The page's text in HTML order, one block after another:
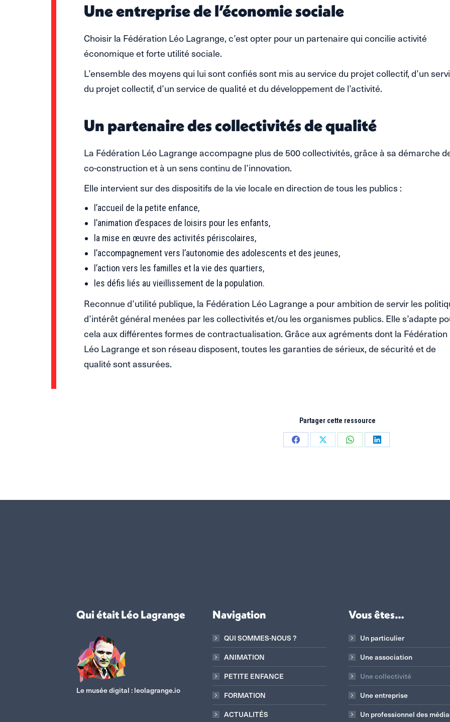
Une entreprise de l’économie sociale
Choisir la Fédération Léo Lagrange, c’est opter pour un partenaire qui concilie activité
économique et forte utilité sociale.
L’ensemble des moyens qui lui sont confiés sont mis au service du projet collectif, d’un
du projet collectif, d’un service de qualité et du développement de l’activité.
Un partenaire des collectivités de qualité
La Fédération Léo Lagrange accompagne plus de 500 collectivités, grâce à sa démarche
co-construction et à un sens continu de l’innovation.
Elle intervient sur des dispositifs de la vie locale en direction de tous les publics :
l’accueil de la petite enfance,
l’animation d’espaces de loisirs pour les enfants,
la mise en œuvre des activités périscolaires,
l’accompagnement vers l’autonomie des adolescents et des jeunes,
l’action vers les familles et la vie des quartiers,
les défis liés au vieillissement de la population.
Reconnue d’utilité publique, la Fédération Léo Lagrange a pour ambition de servir les
d’intérêt général menées par les collectivités et/ou les organismes publics. Elle s’adapte
cela aux différentes formes de contractualisation. Grâce aux agréments dont la Fédération
Léo Lagrange et son réseau disposent, toutes les garanties de sérieux, de sécurité et de
qualité sont assurées.
Partager cette ressource
PartagerPartagerPartagerPartager
Qui était Léo Lagrange
Le musée digital :leolagrange.io
Navigation
QUI SOMMES-NOUS ?
ANIMATION
PETITE ENFANCE
FORMATION
ACTUALITÉS
Vous êtes…
Un particulier
Une association
Une collectivité
Une entreprise
Un professionnel des